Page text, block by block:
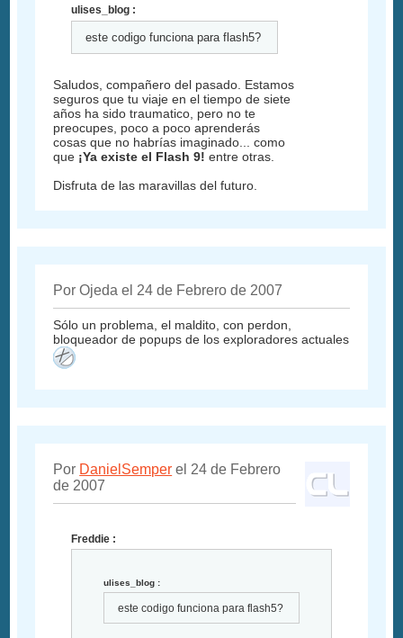
ulises_blog :
este codigo funciona para flash5?
Saludos, compañero del pasado. Estamos
seguros que tu viaje en el tiempo de siete
años ha sido traumatico, pero no te
preocupes, poco a poco aprenderás
cosas que no habrías imaginado... como
que ¡Ya existe el Flash 9! entre otras.
Disfruta de las maravillas del futuro.
Por Ojeda el 24 de Febrero de 2007
Sólo un problema, el maldito, con perdon,
bloqueador de popups de los exploradores actuales
Por DanielSemper el 24 de Febrero
de 2007
Freddie :
ulises_blog :
este codigo funciona para flash5?